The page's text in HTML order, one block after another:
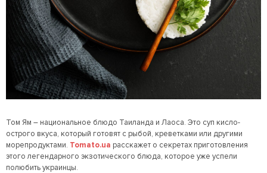
Том Ям – национальное блюдо Таиланда и Лаоса. Это суп кисло-
острого вкуса, который готовят с рыбой, креветками или другими
морепродуктами. Tomato.ua расскажет о секретах приготовления
этого легендарного экзотического блюда, которое уже успели
полюбить украинцы.